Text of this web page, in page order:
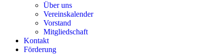
Über uns
Ver­einska­len­der
Vor­stand
Mit­glied­schaft
Kon­takt
För­de­rung